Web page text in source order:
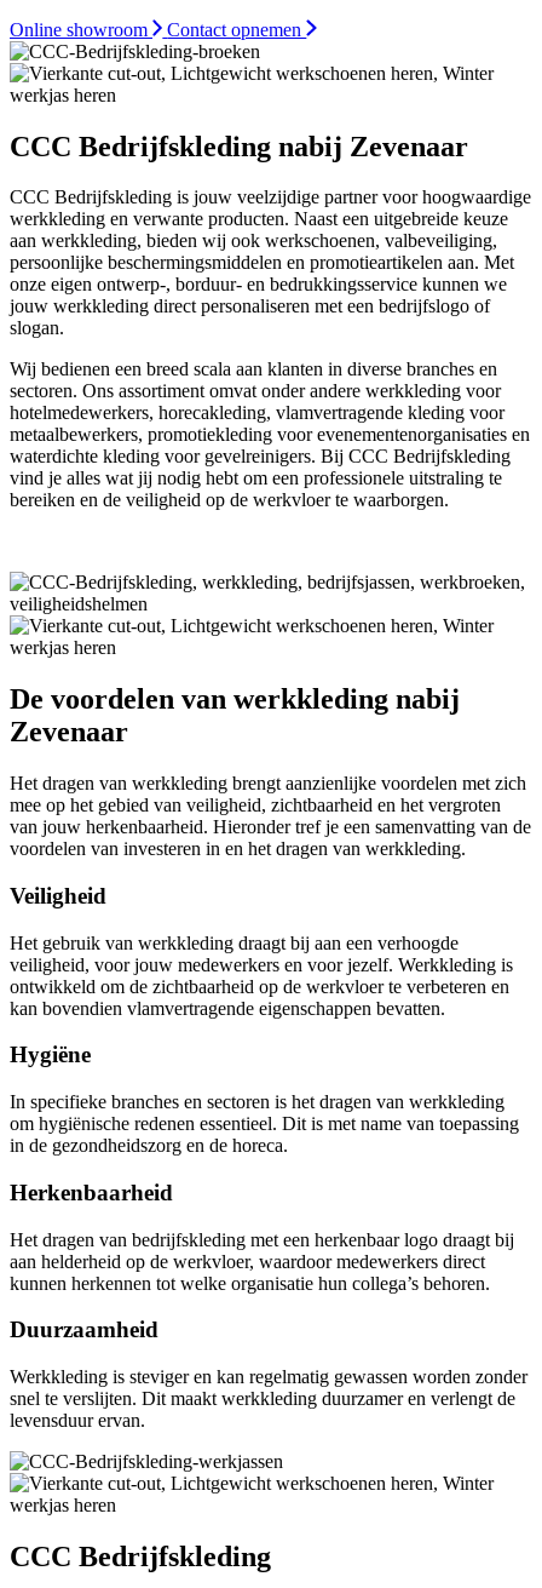
Online showroom
Contact opnemen
CCC Bedrijfskleding nabij Zevenaar
CCC Bedrijfskleding is jouw veelzijdige partner voor hoogwaardige
werkkleding en verwante producten. Naast een uitgebreide keuze
aan werkkleding, bieden wij ook werkschoenen, valbeveiliging,
persoonlijke beschermingsmiddelen en promotieartikelen aan. Met
onze eigen ontwerp-, borduur- en bedrukkingsservice kunnen we
jouw werkkleding direct personaliseren met een bedrijfslogo of
slogan.
Wij bedienen een breed scala aan klanten in diverse branches en
sectoren. Ons assortiment omvat onder andere werkkleding voor
hotelmedewerkers, horecakleding, vlamvertragende kleding voor
metaalbewerkers, promotiekleding voor evenementenorganisaties en
waterdichte kleding voor gevelreinigers. Bij CCC Bedrijfskleding
vind je alles wat jij nodig hebt om een professionele uitstraling te
bereiken en de veiligheid op de werkvloer te waarborgen.
De voordelen van werkkleding nabij
Zevenaar
Het dragen van werkkleding brengt aanzienlijke voordelen met zich
mee op het gebied van veiligheid, zichtbaarheid en het vergroten
van jouw herkenbaarheid. Hieronder tref je een samenvatting van de
voordelen van investeren in en het dragen van werkkleding.
Veiligheid
Het gebruik van werkkleding draagt bij aan een verhoogde
veiligheid, voor jouw medewerkers en voor jezelf. Werkkleding is
ontwikkeld om de zichtbaarheid op de werkvloer te verbeteren en
kan bovendien vlamvertragende eigenschappen bevatten.
Hygiëne
In specifieke branches en sectoren is het dragen van werkkleding
om hygiënische redenen essentieel. Dit is met name van toepassing
in de gezondheidszorg en de horeca.
Herkenbaarheid
Het dragen van bedrijfskleding met een herkenbaar logo draagt bij
aan helderheid op de werkvloer, waardoor medewerkers direct
kunnen herkennen tot welke organisatie hun collega’s behoren.
Duurzaamheid
Werkkleding is steviger en kan regelmatig gewassen worden zonder
snel te verslijten. Dit maakt werkkleding duurzamer en verlengt de
levensduur ervan.
CCC Bedrijfskleding